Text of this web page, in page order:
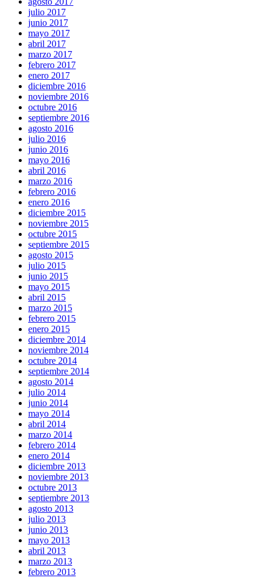
julio 2017
junio 2017
mayo 2017
abril 2017
marzo 2017
febrero 2017
enero 2017
diciembre 2016
noviembre 2016
octubre 2016
septiembre 2016
agosto 2016
julio 2016
junio 2016
mayo 2016
abril 2016
marzo 2016
febrero 2016
enero 2016
diciembre 2015
noviembre 2015
octubre 2015
septiembre 2015
agosto 2015
julio 2015
junio 2015
mayo 2015
abril 2015
marzo 2015
febrero 2015
enero 2015
diciembre 2014
noviembre 2014
octubre 2014
septiembre 2014
agosto 2014
julio 2014
junio 2014
mayo 2014
abril 2014
marzo 2014
febrero 2014
enero 2014
diciembre 2013
noviembre 2013
octubre 2013
septiembre 2013
agosto 2013
julio 2013
junio 2013
mayo 2013
abril 2013
marzo 2013
febrero 2013